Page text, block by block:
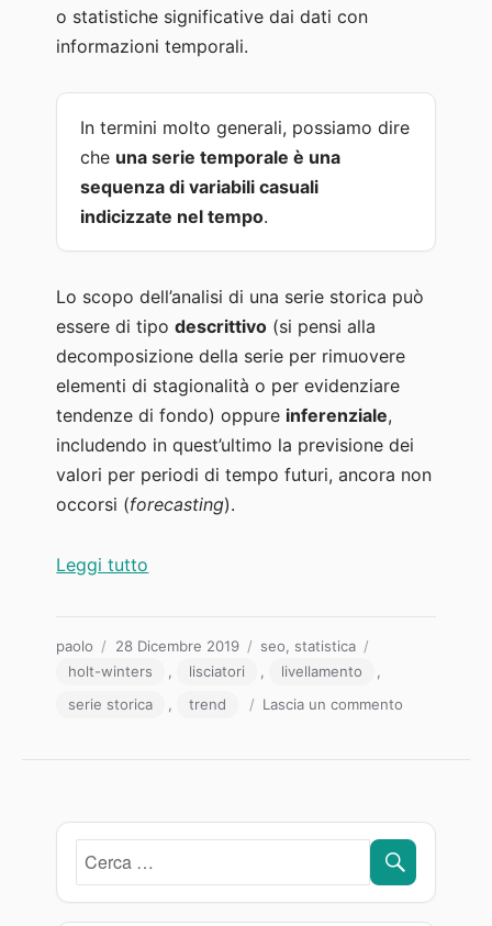
o statistiche significative dai dati con
informazioni temporali.
In termini molto generali, possiamo dire
che una serie temporale è una
sequenza di variabili casuali
indicizzate nel tempo.
Lo scopo dell’analisi di una serie storica può
essere di tipodescrittivo (si pensi alla
decomposizione della serie per rimuovere
elementi di stagionalità o per evidenziare
tendenze di fondo) oppure inferenziale,
includendo in quest’ultimo la previsione dei
valori per periodi di tempo futuri, ancora non
occorsi (forecasting).
Leggi tutto
Autore
paolo
Pubblicato
il
28 Dicembre 2019 Categorie
seo, statistica
holt-winters
, lisciatori , livellamento
,
serie storica
, trend Lascia un commentosu
previsioni
di
serie
CERCA